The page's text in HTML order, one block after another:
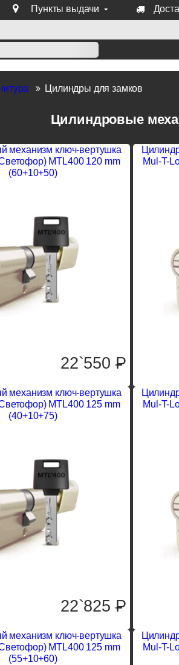
Пункты выдачи
продукции Venezia, Fratelli, Tupai,
Цилиндры для замков
Цилиндровые
механизм ключ-вертушка
MTL400 120 mm
(60+10+50)
22`550 P
Mul-T-
механизм ключ-вертушка
MTL400 125 mm
(40+10+75)
22`825 P
Mul-T-
механизм ключ-вертушка
MTL400 125 mm
(55+10+60)
Mul-T-